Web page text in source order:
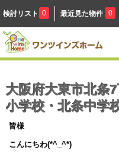
検討リスト 0 最近見た物件 0
大阪府大東市北
小学校・北条中学
皆様
こんにちわ(*^_^*)